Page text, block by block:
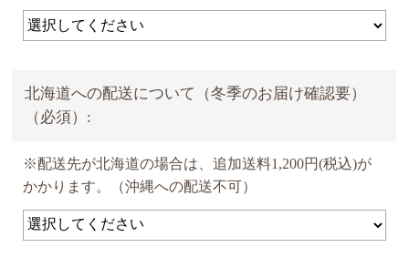
北海道への配送について（冬季のお届け確認要）
（必須）:
※配送先が北海道の場合は、追加送料1,200円(税込)が
かかります。（沖縄への配送不可）